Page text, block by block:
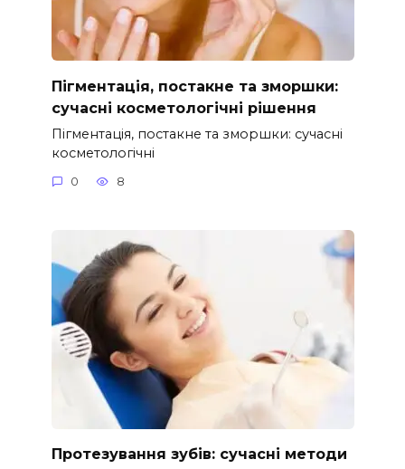
Пігментація, постакне та зморшки:
сучасні косметологічні рішення
Пігментація, постакне та зморшки: сучасні
косметологічні
0 8
Протезування зубів: сучасні методи